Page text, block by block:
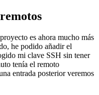
es ahora mucho más
he podido añadir el
mi clave SSH sin tener
tenía el remoto
entrada posterior veremos